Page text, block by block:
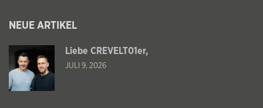
NEUE ARTIKEL
Liebe CREVELT01er,
JULI 9, 2026